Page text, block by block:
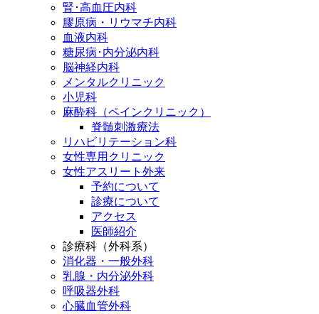
腎･高血圧内科
膠原病・リウマチ内科
血液内科
糖尿病･内分泌内科
脳神経内科
メンタルクリニック
小児科
麻酔科（ペインクリニック）
脊髄刺激療法
リハビリテーション科
女性専用クリニック
女性アスリート外来
予約について
診療について
アクセス
医師紹介
診療科（外科系）
消化器・一般外科
乳腺・内分泌外科
呼吸器外科
心臓血管外科